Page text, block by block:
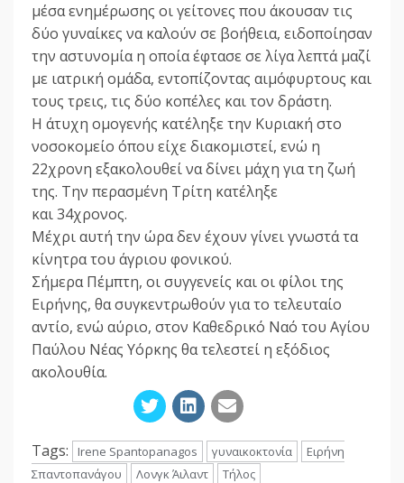
μέσα ενημέρωσης οι γείτονες που άκουσαν τις
δύο γυναίκες να καλούν σε βοήθεια, ειδοποίησαν
την αστυνομία η οποία έφτασε σε λίγα λεπτά μαζί
με ιατρική ομάδα, εντοπίζοντας αιμόφυρτους και
τους τρεις, τις δύο κοπέλες και τον δράστη.
Η άτυχη ομογενής κατέληξε την Κυριακή στο
νοσοκομείο όπου είχε διακομιστεί, ενώ η
22χρονη εξακολουθεί να δίνει μάχη για τη ζωή
της. Την περασμένη Τρίτη κατέληξε
και 34χρονος.
Μέχρι αυτή την ώρα δεν έχουν γίνει γνωστά τα
κίνητρα του άγριου φονικού.
Σήμερα Πέμπτη, οι συγγενείς και οι φίλοι της
Ειρήνης, θα συγκεντρωθούν για το τελευταίο
αντίο, ενώ αύριο, στον Καθεδρικό Ναό του Αγίου
Παύλου Νέας Υόρκης θα τελεστεί η εξόδιος
ακολουθία.
Tags: Irene Spantopanagos γυναικοκτονία
Ειρήνη
Σπαντοπανάγου
Λονγκ Άιλαντ Τήλος